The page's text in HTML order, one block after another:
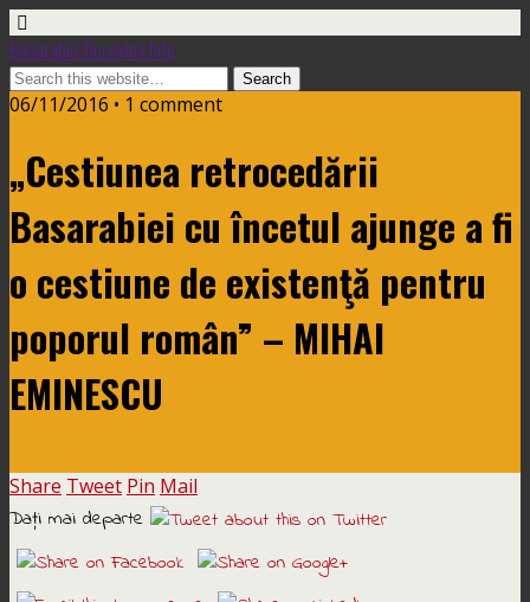
Basarabia-Bucovina.Info
06/11/2016 • 1 comment
„Cestiunea retrocedării
Basarabiei cu încetul ajunge a fi
o cestiune de existenţă pentru
poporul român” – MIHAI
EMINESCU
Share Tweet Pin Mail
Daţi mai departe